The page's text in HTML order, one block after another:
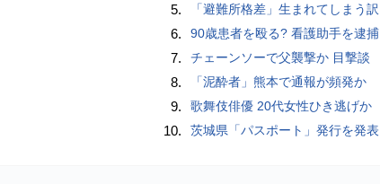
5. 「避難所格差」生まれてしまう訳
6. 90歳患者を殴る? 看護助手を逮捕
7. チェーンソーで父襲撃か 目撃談
8. 「泥酔者」熊本で通報が頻発か
9. 歌舞伎俳優 20代女性ひき逃げか
10. 茨城県「パスポート」発行を発表